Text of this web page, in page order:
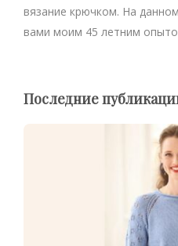
вязание крючком. На
вами моим 45 летним
Последние